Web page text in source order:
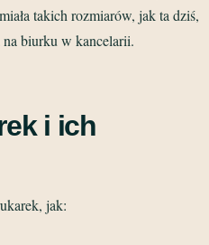
takich rozmiarów, jak ta dziś,
na biurku w kancelarii.
i ich
jak: